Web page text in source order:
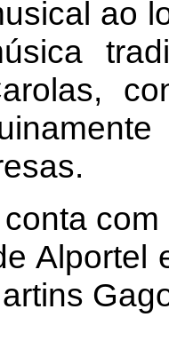
ao
Alportel